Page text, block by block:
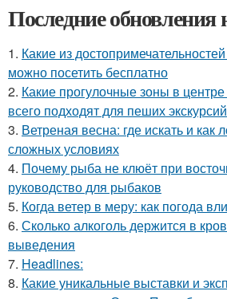
Последние обновления
1. Какие из
можно посетить бесплатно
2. Какие прогулочные зоны в
всего подходят для пеших экскурсий
3. Ветреная весна: где искать и как
сложных условиях
4. Почему рыба не клюёт при
руководство для рыбаков
5. Когда ветер в меру: как погода
6. Сколько алкоголь держится в
выведения
7. Headlines:
8. Какие уникальные выставки и